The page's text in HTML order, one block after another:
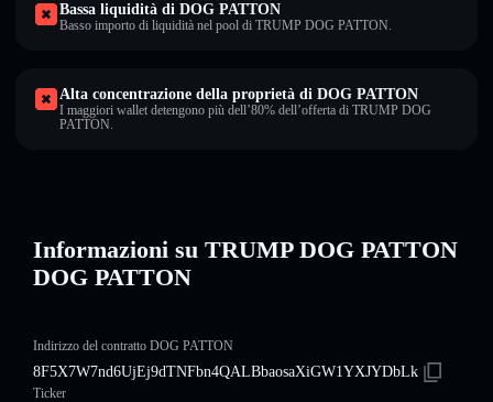
Bassa liquidità di DOG PATTON
Basso importo di liquidità nel pool di TRUMP DOG PATTON.
Alta concentrazione della proprietà di DOG PATTON
I maggiori wallet detengono più dell’80% dell’offerta di TRUMP DOG
PATTON.
Informazioni su TRUMP DOG PATTON
DOG PATTON
Indirizzo del contratto DOG PATTON
8F5X7W7nd6UjEj9dTNFbn4QALBbaosaXiGW1YXJYDbLk
Ticker